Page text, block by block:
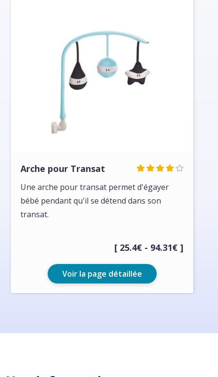
Arche pour Transat
Une arche pour transat permet d'égayer
bébé pendant qu'il se détend dans son
transat.
[ 25.4€ - 94.31€ ]
Voir la page détaillée